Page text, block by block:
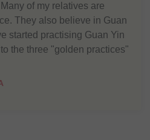
of my relatives are
They also believe in Guan
started practising Guan Yin
the three "golden practices"